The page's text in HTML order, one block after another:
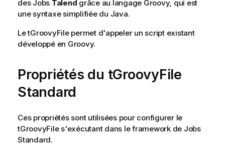
des Jobs Talend grâce au langage Groovy, qui est
une syntaxe simplifiée du Java.
LetGroovyFilepermet d'appeler un script existant
développé en Groovy.
Propriétés du tGroovyFile
Standard
Ces propriétés sont utilisées pour configurer le
tGroovyFiles'exécutant dans le framework de Jobs
Standard.